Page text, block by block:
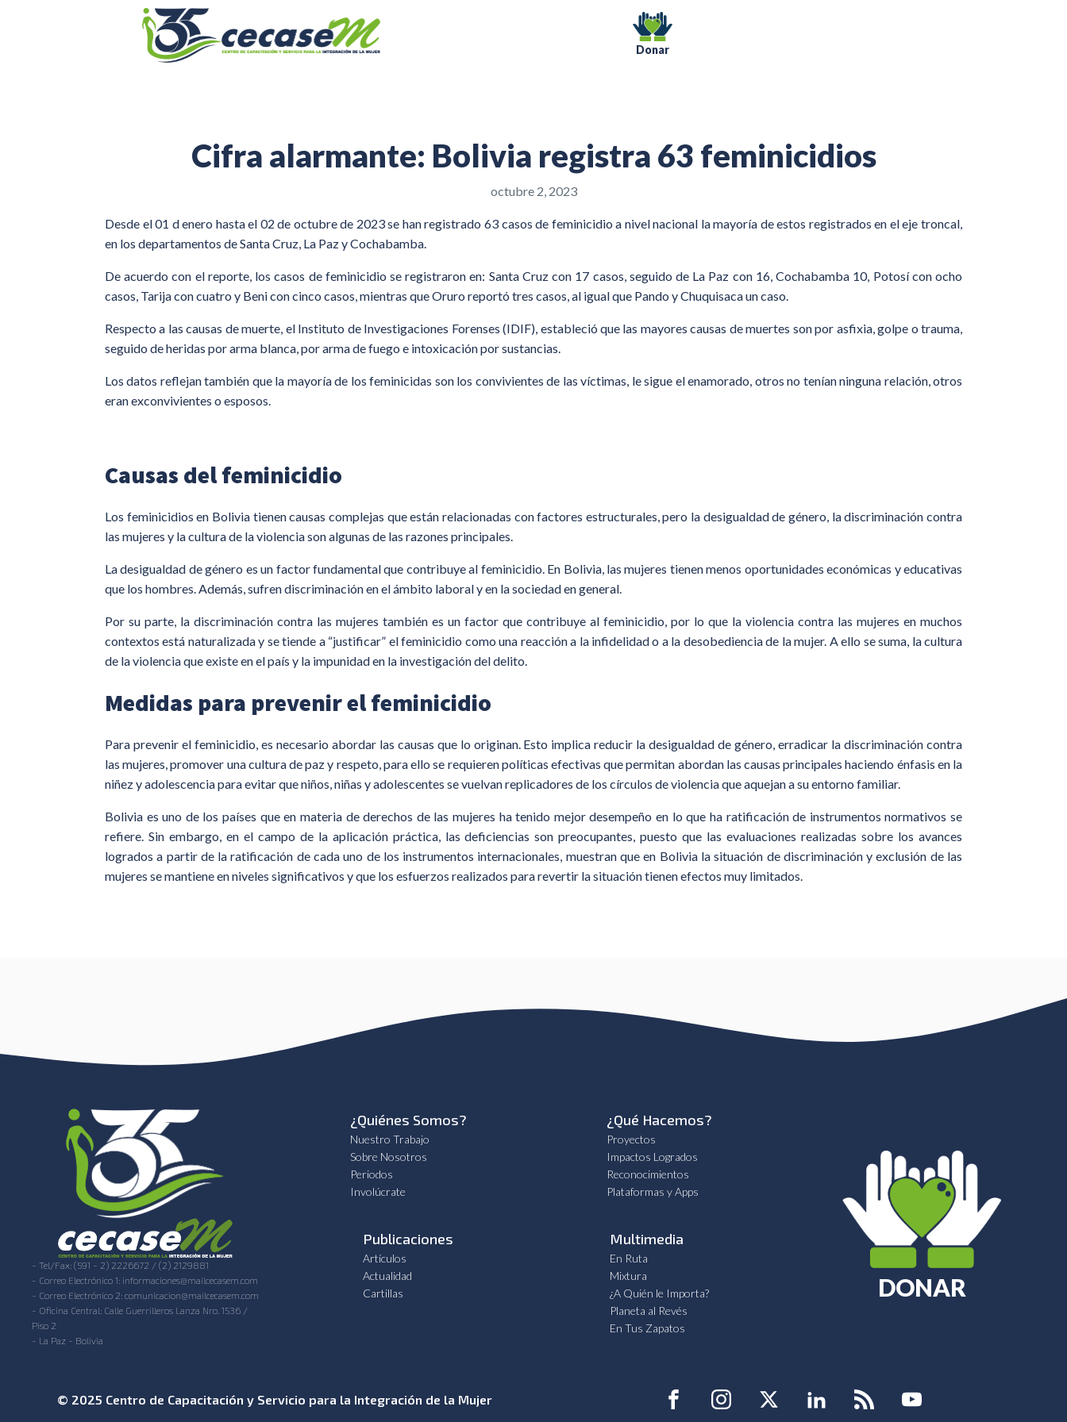
Donar
Cifra alarmante: Bolivia registra 63 feminicidios
octubre 2, 2023
Desde el 01 d enero hasta el 02 de octubre de 2023 se han registrado 63 casos de feminicidio a nivel nacional la mayoría de estos registrados en el eje troncal,
en los departamentos de Santa Cruz, La Paz y Cochabamba.
De acuerdo con el reporte, los casos de feminicidio se registraron en: Santa Cruz con 17 casos, seguido de La Paz con 16, Cochabamba 10, Potosí con ocho
casos, Tarija con cuatro y Beni con cinco casos, mientras que Oruro reportó tres casos, al igual que Pando y Chuquisaca un caso.
Respecto a las causas de muerte, el Instituto de Investigaciones Forenses (IDIF), estableció que las mayores causas de muertes son por asfixia, golpe o trauma,
seguido de heridas por arma blanca, por arma de fuego e intoxicación por sustancias.
Los datos reflejan también que la mayoría de los feminicidas son los convivientes de las víctimas, le sigue el enamorado, otros no tenían ninguna relación, otros
eran exconvivientes o esposos.
Causas del feminicidio
Los feminicidios en Bolivia tienen causas complejas que están relacionadas con factores estructurales, pero la desigualdad de género, la discriminación contra
las mujeres y la cultura de la violencia son algunas de las razones principales.
La desigualdad de género es un factor fundamental que contribuye al feminicidio. En Bolivia, las mujeres tienen menos oportunidades económicas y educativas
que los hombres. Además, sufren discriminación en el ámbito laboral y en la sociedad en general.
Por su parte, la discriminación contra las mujeres también es un factor que contribuye al feminicidio, por lo que la violencia contra las mujeres en muchos
contextos está naturalizada y se tiende a “justificar” el feminicidio como una reacción a la infidelidad o a la desobediencia de la mujer. A ello se suma, la cultura
de la violencia que existe en el país y la impunidad en la investigación del delito.
Medidas para prevenir el feminicidio
Para prevenir el feminicidio, es necesario abordar las causas que lo originan. Esto implica reducir la desigualdad de género, erradicar la discriminación contra
las mujeres, promover una cultura de paz y respeto, para ello se requieren políticas efectivas que permitan abordan las causas principales haciendo énfasis en la
niñez y adolescencia para evitar que niños, niñas y adolescentes se vuelvan replicadores de los círculos de violencia que aquejan a su entorno familiar.
Bolivia es uno de los países que en materia de derechos de las mujeres ha tenido mejor desempeño en lo que ha ratificación de instrumentos normativos se
refiere. Sin embargo, en el campo de la aplicación práctica, las deficiencias son preocupantes, puesto que las evaluaciones realizadas sobre los avances
logrados a partir de la ratificación de cada uno de los instrumentos internacionales, muestran que en Bolivia la situación de discriminación y exclusión de las
mujeres se mantiene en niveles significativos y que los esfuerzos realizados para revertir la situación tienen efectos muy limitados.
- Tel/Fax: (591 - 2) 2226672 / (2) 2129881
- Correo Electrónico 1: informaciones@mailcecasem.com
- Correo Electrónico 2: comunicacion@mailcecasem.com
- Oficina Central: Calle Guerrilleros Lanza Nro. 1536 /
Piso 2
- La Paz - Bolivia
¿Quiénes Somos?
Nuestro Trabajo
Sobre Nosotros
Periodos
Involúcrate
¿Qué Hacemos?
Proyectos
Impactos Logrados
Reconocimientos
Plataformas y Apps
Publicaciones
Artículos
Actualidad
Cartillas
Multimedia
En Ruta
Mixtura
¿A Quién le Importa?
Planeta al Revés
En Tus Zapatos
DONAR
© 2025 Centro de Capacitación y Servicio para la Integración de la Mujer